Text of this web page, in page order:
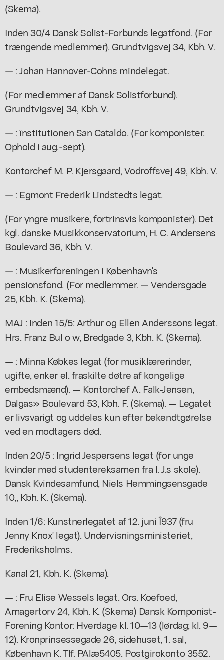
(Skema).
Inden 30/4 Dansk Solist-Forbunds legatfond. (For
trængende medlemmer). Grundtvigsvej 34, Kbh. V.
— : Johan Hannover-Cohns mindelegat.
(For medlemmer af Dansk Solistforbund).
Grundtvigsvej 34, Kbh. V.
— : ïnstitutionen San Cataldo. (For komponister.
Ophold i aug.-sept).
Kontorchef M. P. Kjersgaard, Vodroffsvej 49, Kbh. V.
— : Egmont Frederik Lindstedts legat.
(For yngre musikere, fortrinsvis komponister). Det
kgl. danske Musikkonservatorium, H. C. Andersens
Boulevard 36, Kbh. V.
— : Musikerforeningen i København's
pensionsfond. (For medlemmer. — Vendersgade
25, Kbh. K. (Skema).
MAJ : Inden 15/5: Arthur og Ellen Anderssons legat.
Hrs. Franz Bul o w, Bredgade 3, Kbh. K. (Skema).
— : Minna Købkes legat (for musiklærerinder,
ugifte, enker el. fraskilte døtre af kongelige
embedsmænd). — Kontorchef A. Falk-Jensen,
Dalgas» Boulevard 53, Kbh. F. (Skema). — Legatet
er livsvarigt og uddeles kun efter bekendtgørelse
ved en modtagers død.
Inden 20/5 : Ingrid Jespersens legat (for unge
kvinder med studentereksamen fra I. J.s skole).
Dansk Kvindesamfund, Niels Hemmingsensgade
10,, Kbh. K. (Skema).
Inden 1/6: Kunstnerlegatet af 12. juni Î937 (fru
Jenny Knox' legat). Undervisningsministeriet,
Frederiksholms.
Kanal 21, Kbh. K. (Skema).
— : Fru Elise Wessels legat. Ors. Koefoed,
Amagertorv 24, Kbh. K. (Skema) Dansk Komponist-
Forening Kontor: Hverdage kl. 10—13 (lørdag; kl. 9—
12). Kronprinsessegade 26, sidehuset, 1. sal,
København K. Tlf. PAlæ5405. Postgirokonto 3552.